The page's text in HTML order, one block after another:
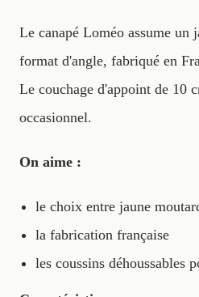
Le canapé Loméo assume un
format d'angle, fabriqué en
Le couchage d'appoint de 10
occasionnel.
On aime :
le choix entre jaune
la fabrication française
les coussins déhoussables